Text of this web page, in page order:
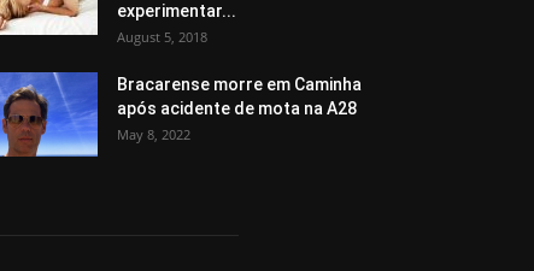
experimentar...
August 5, 2018
Bracarense morre em Caminha
após acidente de mota na A28
May 8, 2022